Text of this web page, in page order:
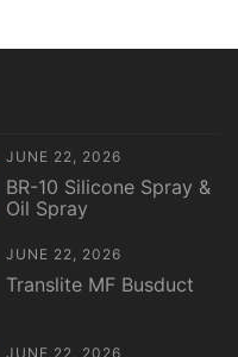
JUNE 22, 2026
BR-10 Silicone Spray &
Oil Spray
JUNE 22, 2026
Translite MF Busduct
JUNE 22, 2026